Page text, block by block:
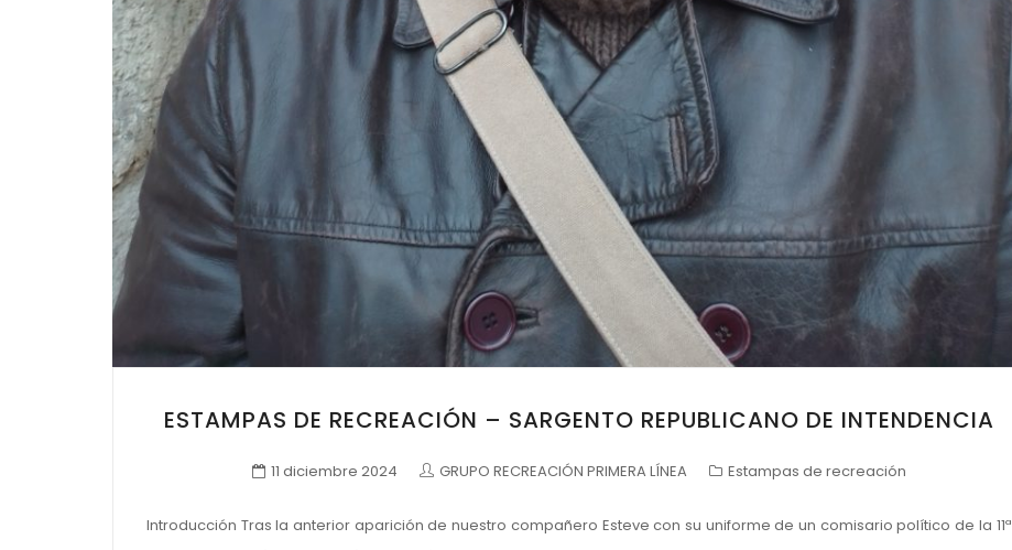
ESTAMPAS DE RECREACIÓN – SARGENTO REPUBLICANO DE INTENDENCIA
11 diciembre 2024 GRUPO RECREACIÓN PRIMERA LÍNEA Estampas de recreación
Introducción Tras la anterior aparición de nuestro compañero Esteve con su uniforme de un comisario político de la 11ª